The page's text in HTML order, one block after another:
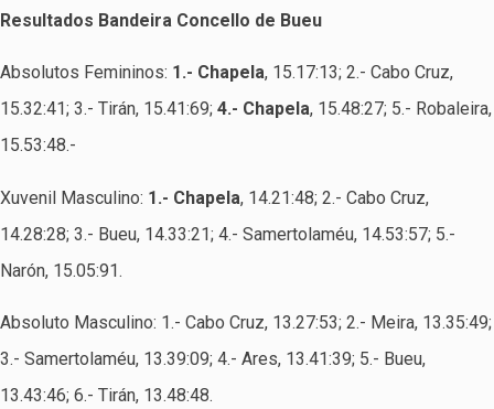
Resultados Bandeira Concello de Bueu
Absolutos Femininos: 1.- Chapela, 15.17:13; 2.- Cabo Cruz,
15.32:41; 3.- Tirán, 15.41:69; 4.- Chapela, 15.48:27; 5.- Robaleira,
15.53:48.-
Xuvenil Masculino: 1.- Chapela, 14.21:48; 2.- Cabo Cruz,
14.28:28; 3.- Bueu, 14.33:21; 4.- Samertolaméu, 14.53:57; 5.-
Narón, 15.05:91.
Absoluto Masculino: 1.- Cabo Cruz, 13.27:53; 2.- Meira, 13.35:49;
3.- Samertolaméu, 13.39:09; 4.- Ares, 13.41:39; 5.- Bueu,
13.43:46; 6.- Tirán, 13.48:48.